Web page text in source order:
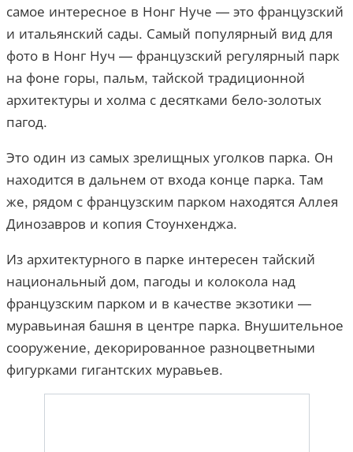
самое интересное в Нонг Нуче — это французский
и итальянский сады. Самый популярный вид для
фото в Нонг Нуч — французский регулярный парк
на фоне горы, пальм, тайской традиционной
архитектуры и холма с десятками бело-золотых
пагод.
Это один из самых зрелищных уголков парка. Он
находится в дальнем от входа конце парка. Там
же, рядом с французским парком находятся Аллея
Динозавров и копия Стоунхенджа.
Из архитектурного в парке интересен тайский
национальный дом, пагоды и колокола над
французским парком и в качестве экзотики —
муравьиная башня в центре парка. Внушительное
сооружение, декорированное разноцветными
фигурками гигантских муравьев.